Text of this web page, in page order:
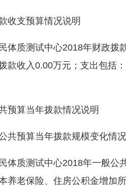
支预算情况说明
质测试中心2018年财政拨款
款收入0.00万元；支出包括
算当年拨款情况说明
预算当年拨款规模变化情况
质测试中心2018年一般公共
养老保险、住房公积金增加